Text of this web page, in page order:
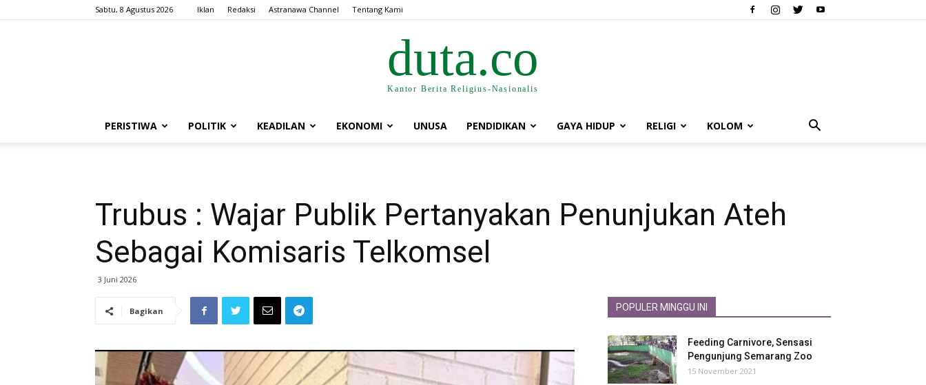
Sabtu, 8 Agustus 2026 Iklan Redaksi Astranawa Channel Tentang Kami
duta.co
Kantor Berita Religius-Nasionalis
PERISTIWA POLITIK KEADILAN EKONOMI UNUSA PENDIDIKAN GAYA HIDUP RELIGI KOLOM
Trubus : Wajar Publik Pertanyakan Penunjukan Ateh
Sebagai Komisaris Telkomsel
3 Juni 2026
Bagikan POPULER MINGGU INI
Feeding Carnivore, Sensasi
Pengunjung Semarang Zoo
15 November 2021